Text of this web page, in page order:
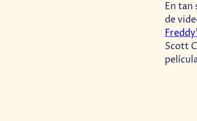
En tan
de
Scott